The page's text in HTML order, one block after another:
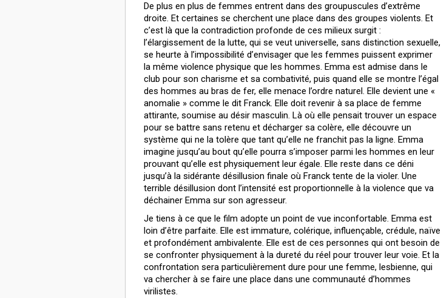
De plus en plus de femmes entrent dans des groupuscules d’extrême
droite. Et certaines se cherchent une place dans des groupes violents. Et
c’est là que la contradiction profonde de ces milieux surgit :
l’élargissement de la lutte, qui se veut universelle, sans distinction sexuelle,
se heurte à l’impossibilité d’envisager que les femmes puissent exprimer
la même violence physique que les hommes. Emma est admise dans le
club pour son charisme et sa combativité, puis quand elle se montre l’égal
des hommes au bras de fer, elle menace l’ordre naturel. Elle devient une «
anomalie » comme le dit Franck. Elle doit revenir à sa place de femme
attirante, soumise au désir masculin. Là où elle pensait trouver un espace
pour se battre sans retenu et décharger sa colère, elle découvre un
système qui ne la tolère que tant qu’elle ne franchit pas la ligne. Emma
imagine jusqu’au bout qu’elle pourra s’imposer parmi les hommes en leur
prouvant qu’elle est physiquement leur égale. Elle reste dans ce déni
jusqu’à la sidérante désillusion finale où Franck tente de la violer. Une
terrible désillusion dont l’intensité est proportionnelle à la violence que va
déchainer Emma sur son agresseur.
Je tiens à ce que le film adopte un point de vue inconfortable. Emma est
loin d’être parfaite. Elle est immature, colérique, influençable, crédule, naïve
et profondément ambivalente. Elle est de ces personnes qui ont besoin de
se confronter physiquement à la dureté du réel pour trouver leur voie. Et la
confrontation sera particulièrement dure pour une femme, lesbienne, qui
va chercher à se faire une place dans une communauté d’hommes
virilistes.